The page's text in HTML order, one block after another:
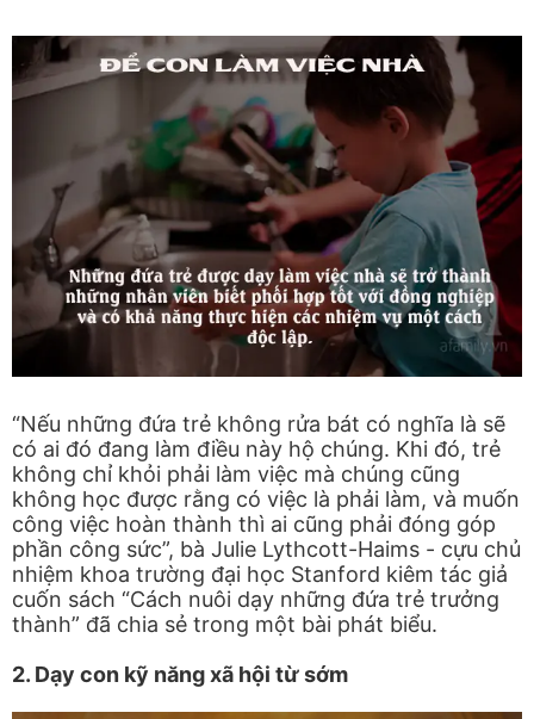
“Nếu những đứa trẻ không rửa bát có nghĩa là sẽ
có ai đó đang làm điều này hộ chúng. Khi đó, trẻ
không chỉ khỏi phải làm việc mà chúng cũng
không học được rằng có việc là phải làm, và muốn
công việc hoàn thành thì ai cũng phải đóng góp
phần công sức”, bà Julie Lythcott-Haims - cựu chủ
nhiệm khoa trường đại học Stanford kiêm tác giả
cuốn sách “Cách nuôi dạy những đứa trẻ trưởng
thành” đã chia sẻ trong một bài phát biểu.
2. Dạy con kỹ năng xã hội từ sớm